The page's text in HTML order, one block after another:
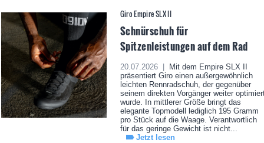
Giro Empire SLX II
Schnürschuh für
Spitzenleistungen auf dem Rad
20.07.2026 |
Mit dem Empire SLX II
präsentiert Giro einen außergewöhnlich
leichten Rennradschuh, der gegenüber
seinem direkten Vorgänger weiter
wurde. In mittlerer Größe bringt das
elegante Topmodell lediglich 195 Gramm
pro Stück auf die Waage. Verantwortlich
für das geringe Gewicht ist nicht...
Jetzt lesen